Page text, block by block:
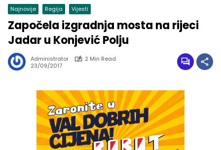
Najnovije Regija Vijesti
Započela izgradnja mosta na rijeci
Jadar u Konjević Polju
Administrator
2 Min Read
23/09/2017